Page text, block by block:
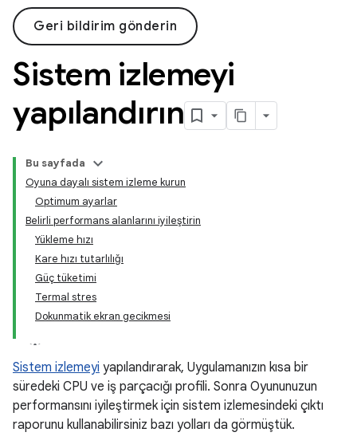
Geri bildirim gönderin
Sistem izlemeyi
yapılandırın
Bu sayfada
Oyuna dayalı sistem izleme kurun
Optimum ayarlar
Belirli performans alanlarını iyileştirin
Yükleme hızı
Kare hızı tutarlılığı
Güç tüketimi
Termal stres
Dokunmatik ekran gecikmesi
Sistem izlemeyi yapılandırarak, Uygulamanızın kısa bir
süredeki CPU ve iş parçacığı profili. Sonra Oyununuzun
performansını iyileştirmek için sistem izlemesindeki çıktı
raporunu kullanabilirsiniz bazı yolları da görmüştük.